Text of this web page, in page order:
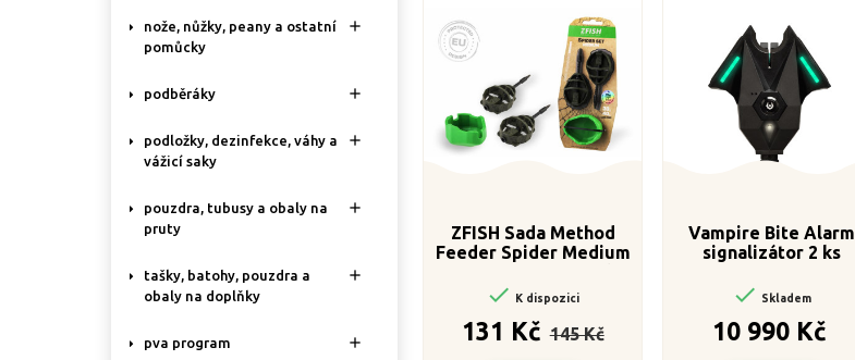
nože, nůžky, peany a ostatní
pomůcky

podběráky 
podložky, dezinfekce, váhy a
vážicí saky

pouzdra, tubusy a obaly na
pruty

tašky, batohy, pouzdra a
obaly na doplňky

pva program 
ZFISH Sada Method
Feeder Spider Medium
 K dispozici
131 Kč cena
145 Kč
Cena
Vampire Bite Alarm
signalizátor 2 ks
 Skladem
10 990 Kč